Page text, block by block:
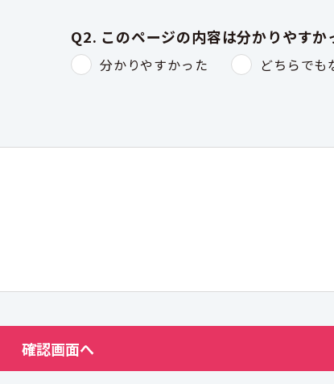
Q2. このページの内容は分かりやすか
分かりやすかった どちらでも